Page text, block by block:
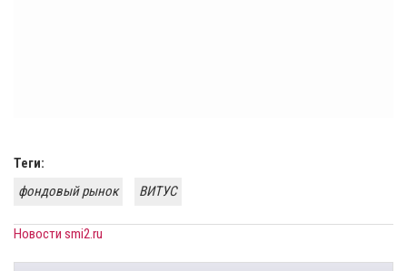
Теги:
фондовый рынок
ВИТУС
Новости smi2.ru